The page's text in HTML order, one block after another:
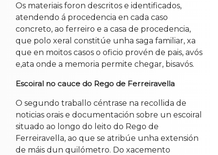
Os materiais foron descritos e identificados,
atendendo á procedencia en cada caso
concreto, ao ferreiro e a casa de procedencia,
que polo xeral constitúe unha saga familiar, xa
que en moitos casos o oficio provén de pais, avós
e,ata onde a memoria permite chegar, bisavós.
Escoiral no cauce do Rego de Ferreiravella
O segundo traballo céntrase na recollida de
noticias orais e documentación sobre un escoiral
situado ao longo do leito do Rego de
Ferreiravella, ao que se atribúe unha extensión
de máis dun quilómetro. Do xacemento